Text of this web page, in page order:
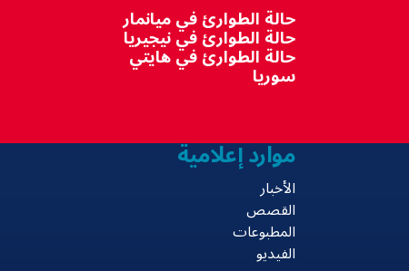
حالة الطوارئ في ميانمار
حالة الطوارئ في نيجيريا
حالة الطوارئ في هايتي
سوريا
موارد إعلامية
الأخبار
القصص
المطبوعات
الفيديو